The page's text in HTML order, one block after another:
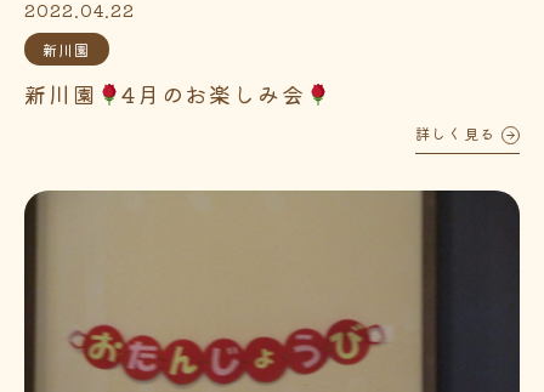
2022.04.22
新川園
新川園 4月のお楽しみ会
詳しく見る